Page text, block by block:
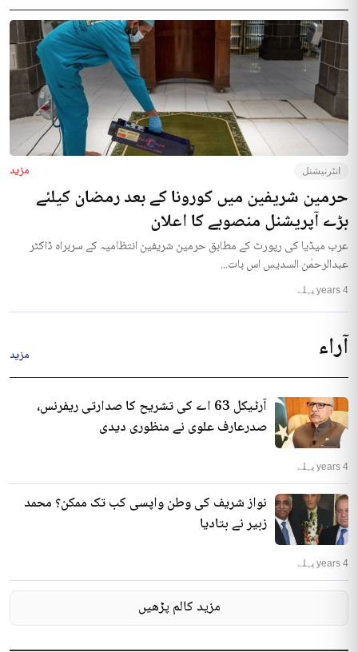
انٹرنیشنل مزید
حرمین شریفین میں کورونا کے بعد رمضان کیلئے
بڑے آپریشنل منصوبے کا اعلان
عرب میڈیا کی رپورٹ کے مطابق حرمین شریفین انتظامیہ کے سربراہ ڈاکٹر
عبدالرحمٰن السدیس اس بات...
4 years پہلے
آراء مزید
آرٹیکل 63 اے کی تشریح کا صدارتی ریفرنس،
صدرعارف علوی نے منظوری دیدی
4 years پہلے
نواز شریف کی وطن واپسی کب تک ممکن؟ محمد
زبیر نے بتادیا
4 years پہلے
مزید کالم پڑھیں